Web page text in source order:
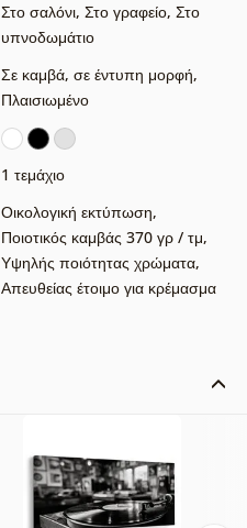
Στο σαλόνι, Στο γραφείο, Στο
υπνοδωμάτιο
Σε καμβά, σε έντυπη μορφή,
Πλαισιωμένο
1 τεμάχιο
Οικολογική εκτύπωση,
Ποιοτικός καμβάς 370 γρ / τμ,
Υψηλής ποιότητας χρώματα,
Απευθείας έτοιμο για κρέμασμα